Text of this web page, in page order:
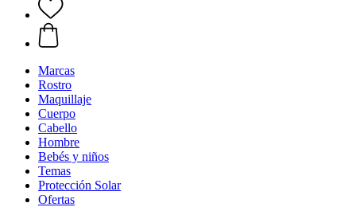
Marcas
Rostro
Maquillaje
Cuerpo
Cabello
Hombre
Bebés y niños
Temas
Protección Solar
Ofertas